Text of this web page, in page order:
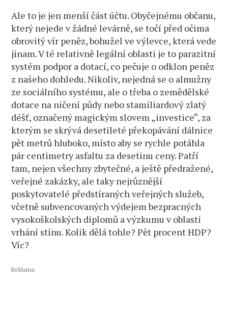
Ale to je jen menší část účtu. Obyčejnému občanu,
který nejede v žádné levárně, se točí před očima
obrovitý vír peněz, bohužel ve výlevce, která vede
jinam. V té relativně legální oblasti je to parazitní
systém podpor a dotací, co pečuje o odklon peněz
z našeho dohledu. Nikoliv, nejedná se o almužny
ze sociálního systému, ale o třeba o zemědělské
dotace na ničení půdy nebo stamiliardový zlatý
déšť, označený magickým slovem „investice“, za
kterým se skrývá desetileté překopávání dálnice
pět metrů hluboko, místo aby se rychle potáhla
pár centimetry asfaltu za desetinu ceny. Patří
tam, nejen všechny zbytečné, a ještě předražené,
veřejné zakázky, ale taky nejrůznější
poskytovatelé předstíraných veřejných služeb,
včetně subvencovaných výdejem bezpracných
vysokoškolských diplomů a výzkumu v oblasti
vrhání stínu. Kolik dělá tohle? Pět procent HDP?
Víc?
Reklama